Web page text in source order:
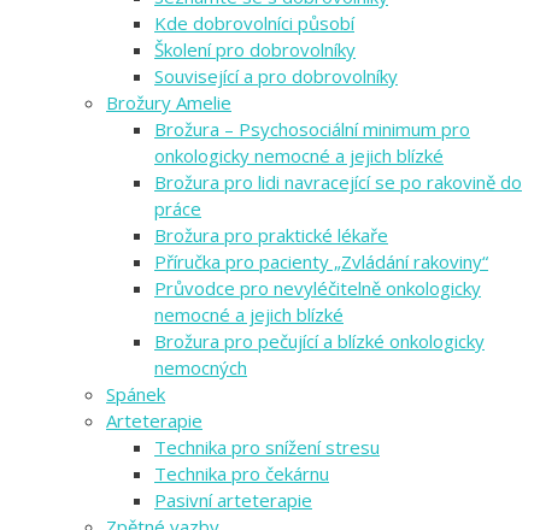
Kde dobrovolníci působí
Školení pro dobrovolníky
Související a pro dobrovolníky
Brožury Amelie
Brožura – Psychosociální minimum pro
onkologicky nemocné a jejich blízké
Brožura pro lidi navracející se po rakovině do
práce
Brožura pro praktické lékaře
Příručka pro pacienty „Zvládání rakoviny“
Průvodce pro nevyléčitelně onkologicky
nemocné a jejich blízké
Brožura pro pečující a blízké onkologicky
nemocných
Spánek
Arteterapie
Technika pro snížení stresu
Technika pro čekárnu
Pasivní arteterapie